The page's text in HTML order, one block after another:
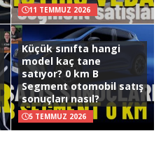
11 TEMMUZ 2026
Küçük sınıfta hangi
model kaç tane
satıyor? 0 km B
Segment otomobil satış
sonuçları nasıl?
5 TEMMUZ 2026